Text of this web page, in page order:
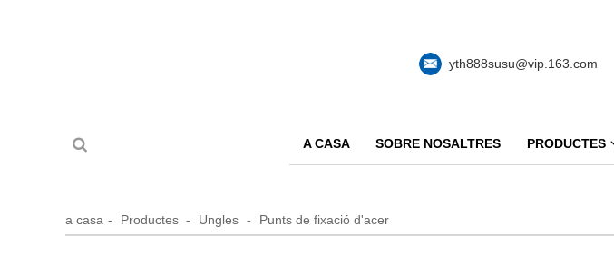
yth888susu@vip.163.com
A CASA SOBRE NOSALTRES PRODUCTES
a casa Productes Ungles Punts de fixació d'acer